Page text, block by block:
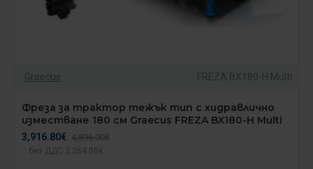
Graecus FREZA BX180-H Multi
Фреза за трактор тежък тип с хидравлично
изместване 180 см Graecus FREZA BX180-H Multi
3,916.80€ 4,896.00€
без ДДС:3,264.00€